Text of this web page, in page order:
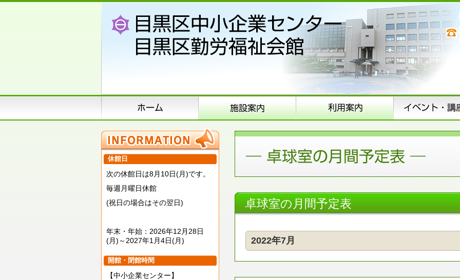
休館日
次の休館日は8月10日(月)です。
毎週月曜日休館
(祝日の場合はその翌日)
年末・年始：2026年12月28日
(月)～2027年1月4日(月)
開館・閉館時間
【中小企業センター】
卓球室の月間予定表
2022年7月